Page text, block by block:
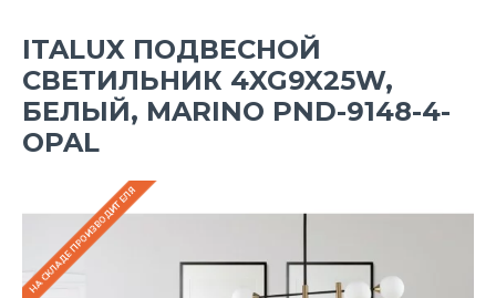
ITALUX ПОДВЕСНОЙ
СВЕТИЛЬНИК 4XG9X25W,
БЕЛЫЙ, MARINO PND-9148-4-
OPAL
НА СКЛАДЕ ПРОИЗВОДИТЕЛЯ